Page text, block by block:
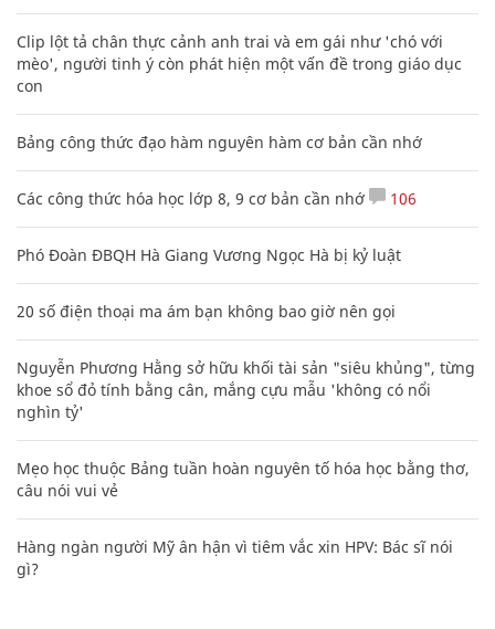
Clip lột tả chân thực cảnh anh trai và em gái như 'chó với
mèo', người tinh ý còn phát hiện một vấn đề trong giáo dục
con
Bảng công thức đạo hàm nguyên hàm cơ bản cần nhớ
Các công thức hóa học lớp 8, 9 cơ bản cần nhớ 106
Phó Đoàn ĐBQH Hà Giang Vương Ngọc Hà bị kỷ luật
20 số điện thoại ma ám bạn không bao giờ nên gọi
Nguyễn Phương Hằng sở hữu khối tài sản "siêu khủng", từng
khoe sổ đỏ tính bằng cân, mắng cựu mẫu 'không có nổi
nghìn tỷ'
Mẹo học thuộc Bảng tuần hoàn nguyên tố hóa học bằng thơ,
câu nói vui vẻ
Hàng ngàn người Mỹ ân hận vì tiêm vắc xin HPV: Bác sĩ nói
gì?